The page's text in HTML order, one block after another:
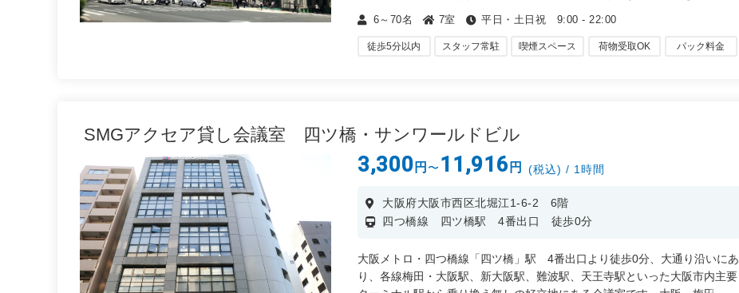
られる場合は予約時に必ずご相談くださいませ。
・ 会議、打ち合わせ、ミーティング
6～70名 7室 平日・土日祝 9:00 - 22:00
徒歩5分以内 スタッフ常駐 喫煙スペース 荷物受取OK パック料金
SMGアクセア貸し会議室 四ツ橋・サンワールドビル
3,300 円 〜 11,916 円 (税込) / 1時間
大阪府大阪市西区北堀江1-6-2 6階
四つ橋線 四ツ橋駅 4番出口 徒歩0分
大阪メトロ・四つ橋線「四ツ橋」駅 4番出口より徒歩0分、大通り沿いにあ
り、各線梅田・大阪駅、新大阪駅、難波駅、天王寺駅といった大阪市内主要